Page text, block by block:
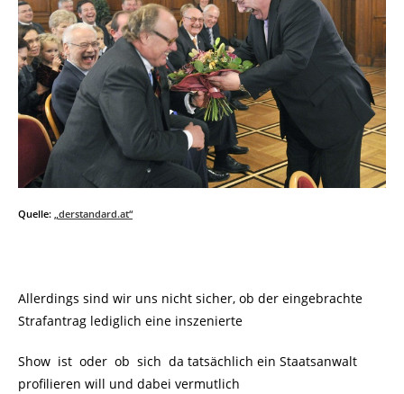
Quelle: „derstandard.at“
Allerdings sind wir uns nicht sicher, ob der eingebrachte
Strafantrag lediglich eine inszenierte
Show ist oder ob sich da tatsächlich ein Staatsanwalt
profilieren will und dabei vermutlich